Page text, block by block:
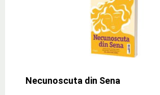
Necunoscuta din Sena